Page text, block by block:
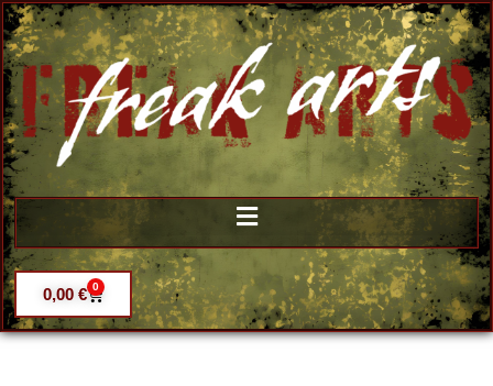
0,00 € 0